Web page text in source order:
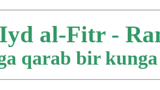
al-Fitr -
qarab bir